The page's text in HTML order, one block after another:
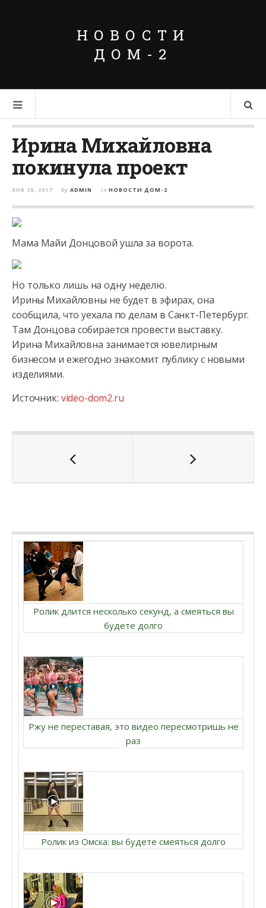
НОВОСТИ
ДОМ-2
Ирина Михайловна
покинула проект
ЯНВ 30, 2017 by ADMIN in НОВОСТИ ДОМ-2
Мама Майи Донцовой ушла за ворота.
Но только лишь на одну неделю.
Ирины Михайловны не будет в эфирах, она
сообщила, что уехала по делам в Санкт-Петербург.
Там Донцова собирается провести выставку.
Ирина Михайловна занимается ювелирным
бизнесом и ежегодно знакомит публику с новыми
изделиями.
Источник: video-dom2.ru
Ролик длится несколько секунд, а смеяться вы
будете долго
Ржу не переставая, это видео пересмотришь не
раз
Ролик из Омска: вы будете смеяться долго